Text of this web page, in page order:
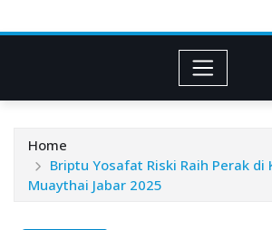
Home
Briptu Yosafat Riski Raih Perak di
Muaythai Jabar 2025